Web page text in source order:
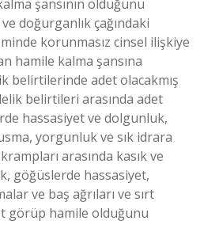
şansının olduğunu
doğurganlık çağındaki
korunmasız cinsel ilişkiye
hamile kalma şansına
belirtilerinde adet olacakmış
belirtileri arasında adet
hassasiyet ve dolgunluk,
yorgunluk ve sık idrara
arasında kasık ve
göğüslerde hassasiyet,
ve baş ağrıları ve sırt
görüp hamile olduğunu